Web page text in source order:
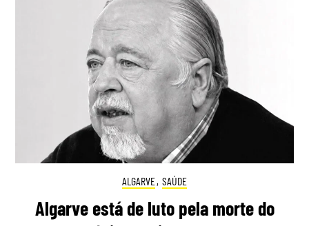
ALGARVE, SAÚDE
Algarve está de luto pela morte do